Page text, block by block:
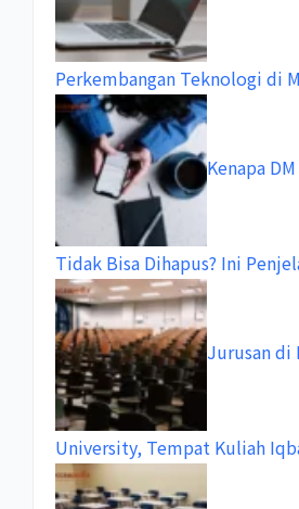
Perkembangan Teknologi di
Kenapa
Tidak Bisa Dihapus? Ini
Jurusan di
University, Tempat Kuliah